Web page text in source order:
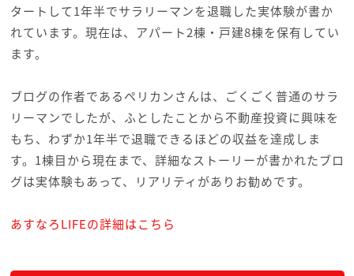
タートして1年半でサラリーマンを退職した実体験が書か
れています。現在は、アパート2棟・戸建8棟を保有してい
ます。
ブログの作者であるペリカンさんは、ごくごく普通のサラ
リーマンでしたが、ふとしたことから不動産投資に興味を
もち、わずか1年半で退職できるほどの収益を達成しま
す。1棟目から現在まで、詳細なストーリーが書かれたブロ
グは実体験もあって、リアリティがありお勧めです。
あすなろLIFEの詳細はこちら